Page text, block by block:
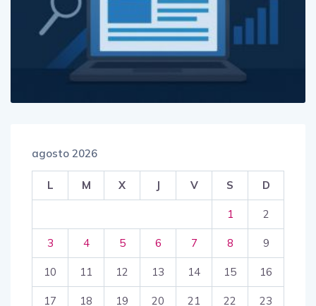
agosto 2026
L M X J V S D
1 2
3 4 5 6 7 8 9
10 11 12 13 14 15 16
17 18 19 20 21 22 23